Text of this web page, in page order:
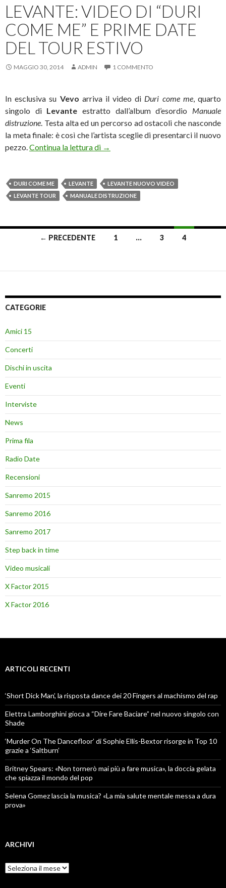
LEVANTE: VIDEO DI “DURI
COME ME” E PRIME DATE
DEL TOUR ESTIVO
MAGGIO 30, 2014 ADMIN 1 COMMENTO
In esclusiva su Vevo arriva il video di Duri come me, quarto
singolo di Levanteestratto dall’album d’esordio Manuale
distruzione . Testa alta ed un percorso ad ostacoli che nasconde
la meta finale: è così che l’artista sceglie di presentarci il nuovo
pezzo. Continua la lettura di Levante: video di “Duri come me”
→
DURI COME ME LEVANTE
LEVANTE NUOVO VIDEO
LEVANTE TOUR
MANUALE DISTRUZIONE
Navigazione
← PRECEDENTE 1 … 3 4
CATEGORIE
Amici 15
Concerti
Dischi in uscita
Eventi
Interviste
News
Prima fila
Radio Date
Recensioni
Sanremo 2015
Sanremo 2016
Sanremo 2017
Step back in time
Video musicali
X Factor 2015
X Factor 2016
ARTICOLI RECENTI
‘Short Dick Man’, la risposta dance dei 20 Fingers al machismo del rap
Elettra Lamborghini gioca a “Dire Fare Baciare” nel nuovo singolo con
Shade
‘Murder On The Dancefloor’ di Sophie Ellis-Bextor risorge in Top 10
grazie a ‘Saltburn’
Britney Spears: «Non tornerò mai più a fare musica», la doccia gelata
che spiazza il mondo del pop
Selena Gomez lascia la musica? «La mia salute mentale messa a dura
prova»
ARCHIVI
Archivi